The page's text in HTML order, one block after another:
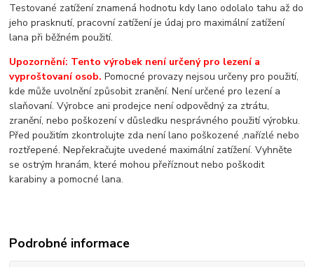
Testované zatížení znamená hodnotu kdy lano odolalo tahu až do
jeho prasknutí, pracovní zatížení je údaj pro maximální zatížení
lana při běžném použití.
Upozornění: Tento výrobek není určený pro lezení a
vyproštovaní osob. Pomocné provazy nejsou určeny pro použití,
kde může uvolnění způsobit zranění. Není určené pro lezení a
slaňovaní. Výrobce ani prodejce není odpovědný za ztrátu,
zranění, nebo poškození v důsledku nesprávného použití výrobku.
Před použitím zkontrolujte zda není lano poškozené ,nařízlé nebo
roztřepené. Nepřekračujte uvedené maximální zatížení. Vyhněte
se ostrým hranám, které mohou přeříznout nebo poškodit
karabiny a pomocné lana.
Podrobné informace